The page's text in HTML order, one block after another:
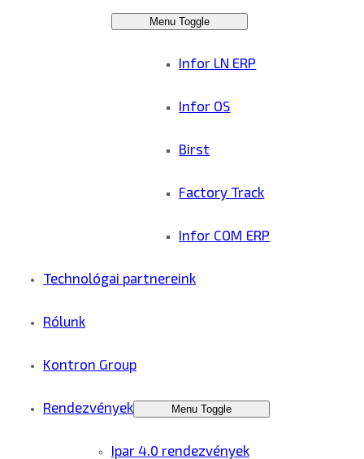
Menu Toggle
Infor LN ERP
Infor OS
Birst
Factory Track
Infor COM ERP
Technológai partnereink
Rólunk
Kontron Group
Rendezvények Menu Toggle
Ipar 4.0 rendezvények